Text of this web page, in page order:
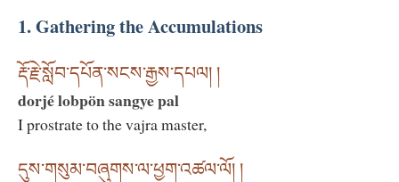
1. Gathering the Accumulations
རྡོ་རྗེ་སློབ་དཔོན་སངས་རྒྱས་དཔལ། །
dorjé lobpön sangye pal
I prostrate to the vajra master,
དུས་གསུམ་བཞུགས་ལ་ཕྱག་འཚལ་ལོ། །